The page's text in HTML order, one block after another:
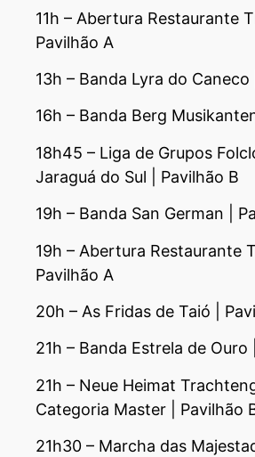
11h – Abertura Restaurante
Pavilhão A
13h – Banda Lyra do Caneco
16h – Banda Berg
18h45 – Liga de Grupos
Jaraguá do Sul | Pavilhão B
19h – Banda San German |
19h – Abertura Restaurante
Pavilhão A
20h – As Fridas de Taió |
21h – Banda Estrela de Ouro
21h – Neue Heimat
Categoria Master | Pavilhão
21h30 – Marcha das